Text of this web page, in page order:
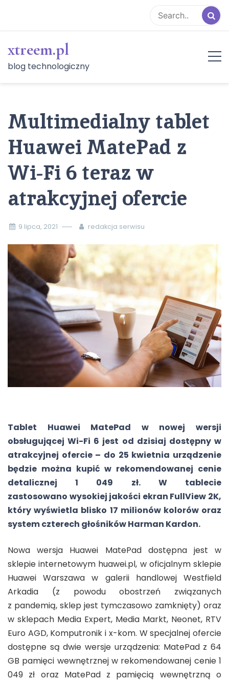
content
xtreem.pl
blog technologiczny
Multimedialny tablet
Huawei MatePad z
Wi-Fi 6 teraz w
atrakcyjnej ofercie
9 lipca, 2021 redakcja serwisu
Tablet Huawei MatePad w nowej wersji
obsługującej Wi-Fi 6 jest od dzisiaj dostępny w
atrakcyjnej ofercie – do 25 kwietnia urządzenie
będzie można kupić w rekomendowanej cenie
detalicznej 1 049 zł. W tablecie
zastosowano wysokiej jakości ekran FullView 2K,
który wyświetla blisko 17 milionów kolorów oraz
system czterech głośników Harman Kardon.
Nowa wersja Huawei MatePad dostępna jest w
sklepie internetowym huawei.pl, w oficjalnym sklepie
Huawei Warszawa w galerii handlowej Westfield
Arkadia (z powodu obostrzeń związanych
z pandemią, sklep jest tymczasowo zamknięty) oraz
w sklepach Media Expert, Media Markt, Neonet, RTV
Euro AGD, Komputronik i x-kom. W specjalnej ofercie
dostępne są dwie wersje urządzenia: MatePad z 64
GB pamięci wewnętrznej w rekomendowanej cenie 1
049 zł oraz MatePad z pamięcią wewnętrzną o